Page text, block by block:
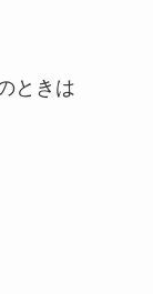
ときは